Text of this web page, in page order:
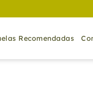
Recomendadas